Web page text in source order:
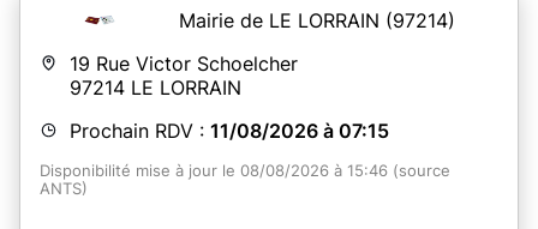
- Déposer vos demandes de titres d'identité,
- Élaborer vos dossiers de mariages ou pacs,
- Réaliser vos déclarations de naissances et de
reconnaissances,
- Consulter les registres (réservé aux généalogistes).
Mairie de Fort-de-France
Angle Boulevard Général de Gaulle et Rue de la
Mairie de LE LORRAIN (97214)
19 Rue Victor Schoelcher
97214 LE LORRAIN
Prochain RDV : 11/08/2026 à 07:15
Disponibilité mise à jour le 08/08/2026 à 15:46 (source
ANTS)